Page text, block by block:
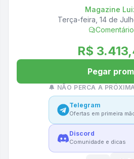
Magazine
Terça-feira, 14 de
R$
Pegar
🔔 NÃO PERCA A
Telegram
Ofertas em primeira
Discord
Comunidade e dicas